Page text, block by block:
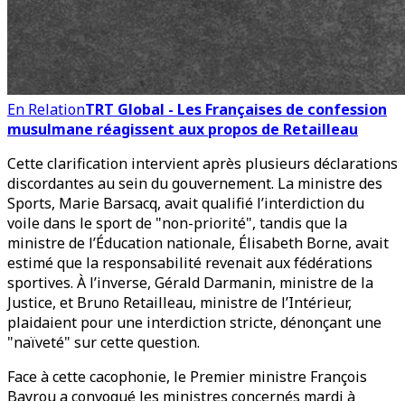
En RelationTRT Global - Les Françaises de confession
musulmane réagissent aux propos de Retailleau
Cette clarification intervient après plusieurs déclarations
discordantes au sein du gouvernement. La ministre des
Sports, Marie Barsacq, avait qualifié l’interdiction du
voile dans le sport de "non-priorité", tandis que la
ministre de l’Éducation nationale, Élisabeth Borne, avait
estimé que la responsabilité revenait aux fédérations
sportives. À l’inverse, Gérald Darmanin, ministre de la
Justice, et Bruno Retailleau, ministre de l’Intérieur,
plaidaient pour une interdiction stricte, dénonçant une
"naïveté" sur cette question.
Face à cette cacophonie, le Premier ministre François
Bayrou a convoqué les ministres concernés mardi à